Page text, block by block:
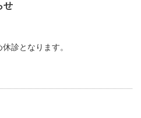
せ
診となります。